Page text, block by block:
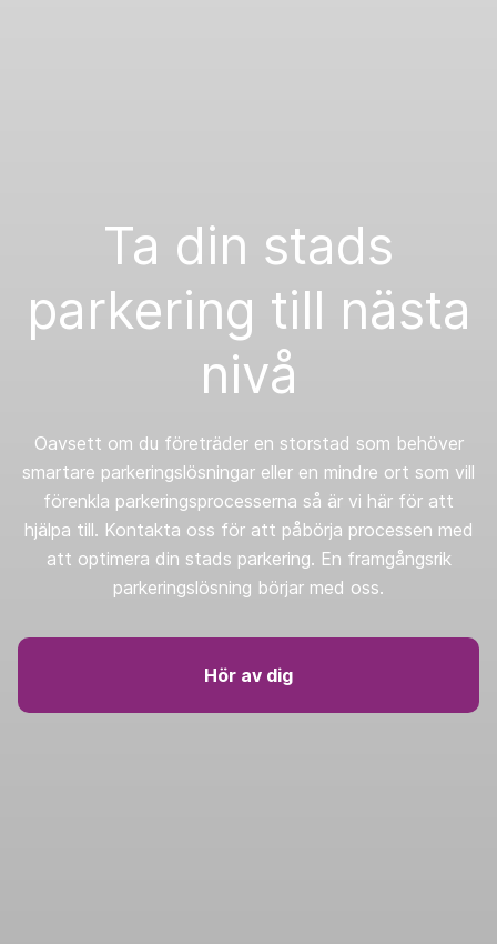
Ta din stads
parkering till nästa
nivå
Oavsett om du företräder en storstad som behöver
smartare parkeringslösningar eller en mindre ort som vill
förenkla parkeringsprocesserna så är vi här för att
hjälpa till. Kontakta oss för att påbörja processen med
att optimera din stads parkering. En framgångsrik
parkeringslösning börjar med oss.
Hör av dig